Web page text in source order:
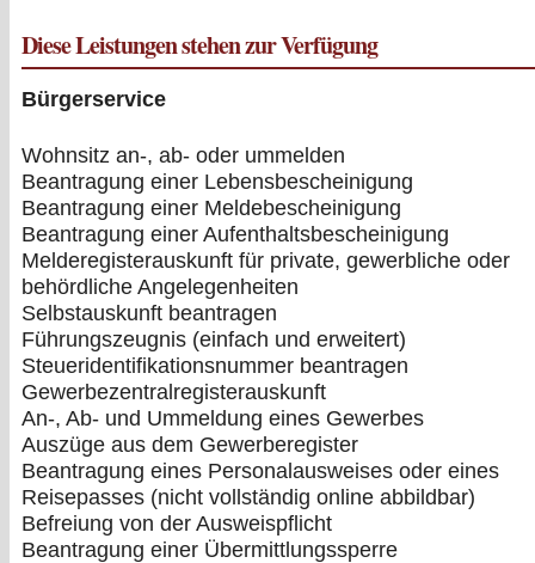
Diese Leistungen stehen zur Verfügung
Bürgerservice
Wohnsitz an-, ab- oder ummelden
Beantragung einer Lebensbescheinigung
Beantragung einer Meldebescheinigung
Beantragung einer Aufenthaltsbescheinigung
Melderegisterauskunft für private, gewerbliche oder
behördliche Angelegenheiten
Selbstauskunft beantragen
Führungszeugnis (einfach und erweitert)
Steueridentifikationsnummer beantragen
Gewerbezentralregisterauskunft
An-, Ab- und Ummeldung eines Gewerbes
Auszüge aus dem Gewerberegister
Beantragung eines Personalausweises oder eines
Reisepasses (nicht vollständig online abbildbar)
Befreiung von der Ausweispflicht
Beantragung einer Übermittlungssperre